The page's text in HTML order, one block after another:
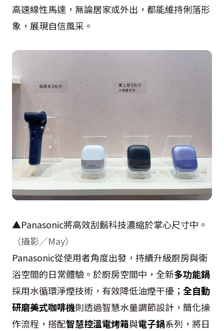
高速線性馬達，無論居家或外出，都能維持俐落形
象，展現自信風采。
▲Panasonic將高效刮鬍科技濃縮於掌心尺寸中。
（攝影／May）
Panasonic從使用者角度出發，持續升級廚房與衛
浴空間的日常體驗。於廚房空間中，全新多功能鍋
採用水循環淨煙技術，有效降低油煙干擾； 全自動
研磨美式咖啡機則透過智慧水量調節設計，簡化操
作流程，搭配智慧控溫電烤箱與電子鍋系列，將日